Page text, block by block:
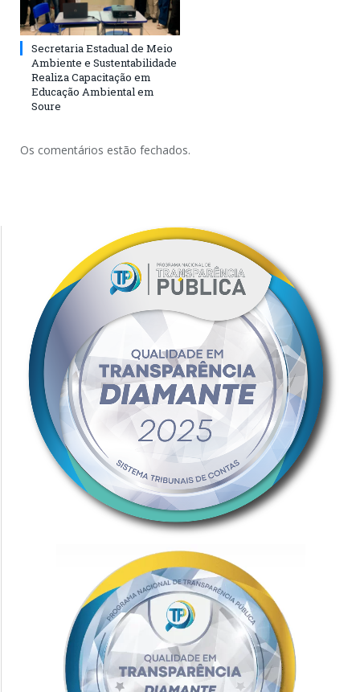
Secretaria Estadual de Meio
Ambiente e Sustentabilidade
Realiza Capacitação em
Educação Ambiental em
Soure
Os comentários estão fechados.